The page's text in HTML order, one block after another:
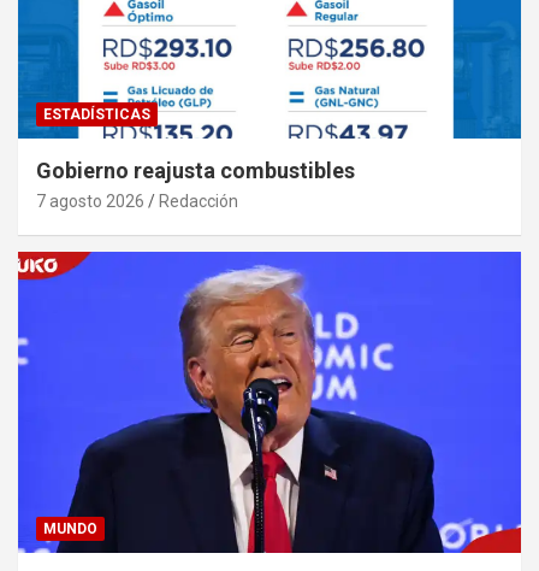
ESTADÍSTICAS
Gobierno reajusta combustibles
7 agosto 2026 Redacción
MUNDO